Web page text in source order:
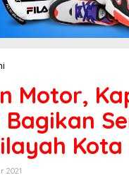
n
a
k
a
n
M
o
Motor,
Bagikan
Kota
2021